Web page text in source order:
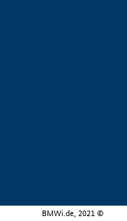
BMWi.de, 2021 ©